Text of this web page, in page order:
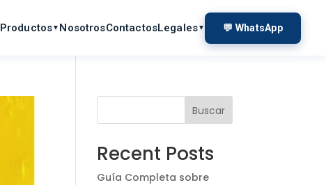
Productos▼ NosotrosContactosLegales▼ 💬 WhatsApp
Buscar
Recent Posts
Guía Completa sobre